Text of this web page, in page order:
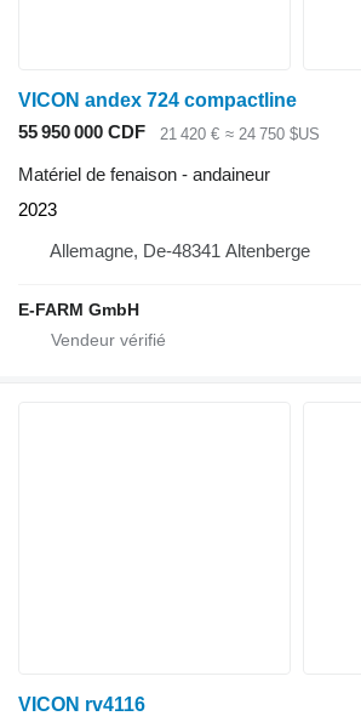
VICON andex 724 compactline
55 950 000 CDF
21 420 € ≈ 24 750 $US
Matériel de fenaison - andaineur
2023
Allemagne, De-48341 Altenberge
E-FARM GmbH
VICON rv4116